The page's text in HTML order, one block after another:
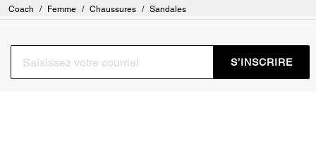
Coach / Femme / Chaussures / Sandales
S’INSCRIRE